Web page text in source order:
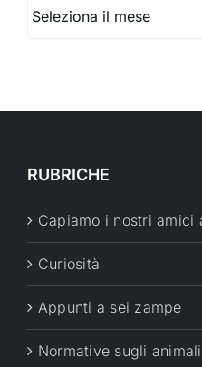
RUBRICHE
Capiamo i nostri amici
Curiosità
Appunti a sei zampe
Normative sugli animali